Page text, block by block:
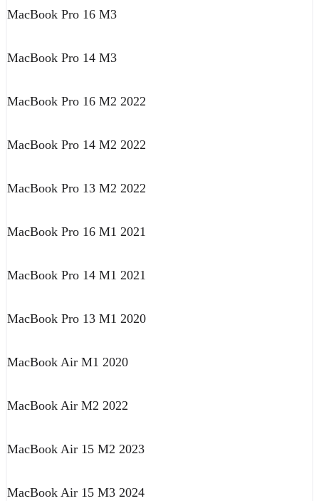
MacBook Pro 16 M3
MacBook Pro 14 M3
MacBook Pro 16 M2 2022
MacBook Pro 14 M2 2022
MacBook Pro 13 M2 2022
MacBook Pro 16 M1 2021
MacBook Pro 14 M1 2021
MacBook Pro 13 M1 2020
MacBook Air M1 2020
MacBook Air M2 2022
MacBook Air 15 M2 2023
MacBook Air 15 M3 2024